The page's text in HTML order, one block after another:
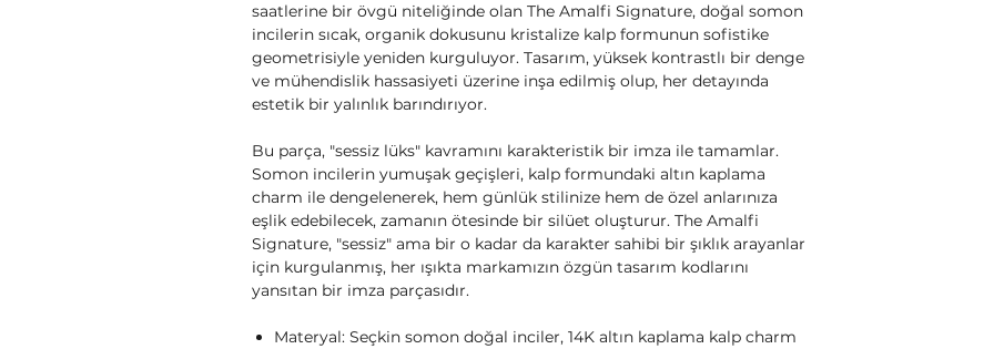
saatlerine bir övgü niteliğinde olan The Amalfi Signature, doğal somon
incilerin sıcak, organik dokusunu kristalize kalp formunun sofistike
geometrisiyle yeniden kurguluyor. Tasarım, yüksek kontrastlı bir denge
ve mühendislik hassasiyeti üzerine inşa edilmiş olup, her detayında
estetik bir yalınlık barındırıyor.
Bu parça, "sessiz lüks" kavramını karakteristik bir imza ile tamamlar.
Somon incilerin yumuşak geçişleri, kalp formundaki altın kaplama
charm ile dengelenerek, hem günlük stilinize hem de özel anlarınıza
eşlik edebilecek, zamanın ötesinde bir silüet oluşturur. The Amalfi
Signature, "sessiz" ama bir o kadar da karakter sahibi bir şıklık arayanlar
için kurgulanmış, her ışıkta markamızın özgün tasarım kodlarını
yansıtan bir imza parçasıdır.
Materyal: Seçkin somon doğal inciler, 14K altın kaplama kalp charm